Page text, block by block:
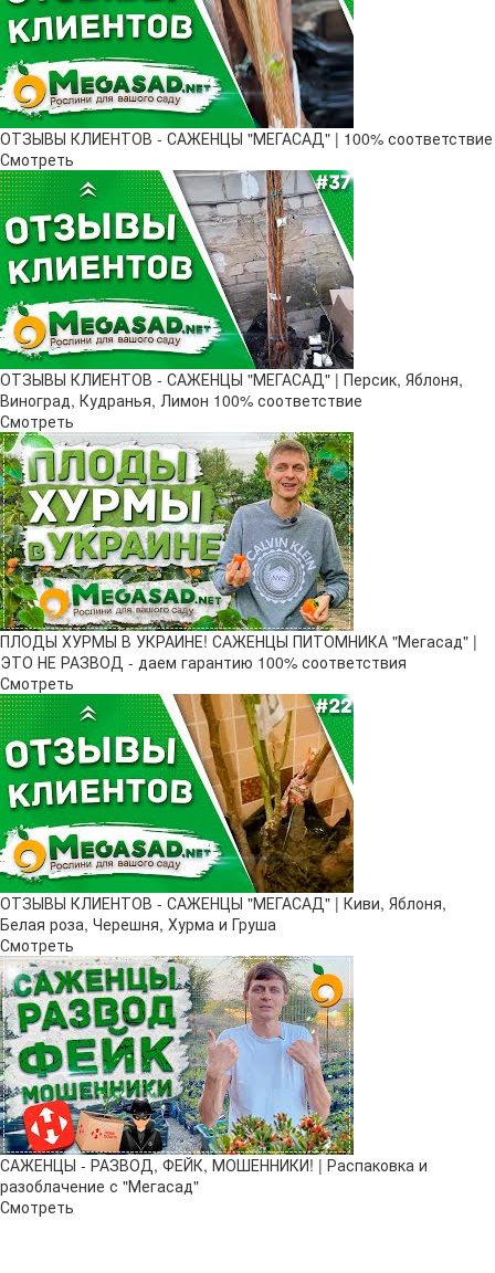
ОТЗЫВЫ КЛИЕНТОВ - САЖЕНЦЫ "МЕГАСАД" | 100% соответствие
Смотреть
ОТЗЫВЫ КЛИЕНТОВ - САЖЕНЦЫ "МЕГАСАД" | Персик, Яблоня,
Виноград, Кудранья, Лимон 100% соответствие
Смотреть
ПЛОДЫ ХУРМЫ В УКРАИНЕ! САЖЕНЦЫ ПИТОМНИКА "Мегасад" |
ЭТО НЕ РАЗВОД - даем гарантию 100% соответствия
Смотреть
ОТЗЫВЫ КЛИЕНТОВ - САЖЕНЦЫ "МЕГАСАД" | Киви, Яблоня,
Белая роза, Черешня, Хурма и Груша
Смотреть
САЖЕНЦЫ - РАЗВОД, ФЕЙК, МОШЕННИКИ! | Распаковка и
разоблачение с "Мегасад"
Смотреть